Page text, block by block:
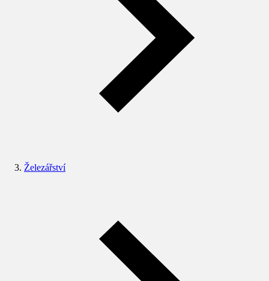
Železářství